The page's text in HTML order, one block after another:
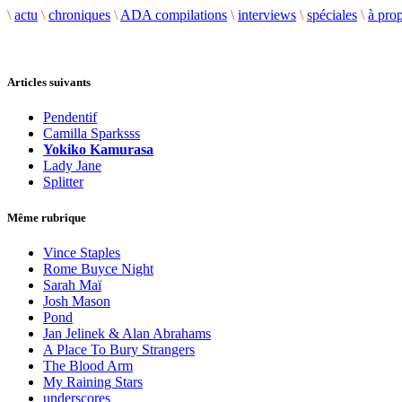
\ actu \ chroniques \ ADA compilations \ interviews \ spéciales \ à
Articles suivants
Pendentif
Camilla Sparksss
Yokiko Kamurasa
Lady Jane
Splitter
Même rubrique
Vince Staples
Rome Buyce Night
Sarah Maï
Josh Mason
Pond
Jan Jelinek & Alan Abrahams
A Place To Bury Strangers
The Blood Arm
My Raining Stars
underscores